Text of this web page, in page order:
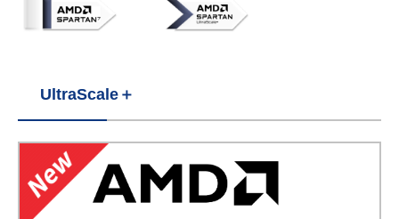
UltraScale＋